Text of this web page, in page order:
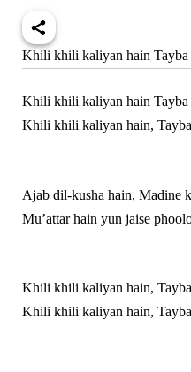
Khili khili kaliyan hain
Khili khili kaliyan hain Tayba
Khili khili kaliyan hain,
Ajab dil-kusha hain, Madine
Mu’attar hain yun jaise
Khili khili kaliyan hain,
Khili khili kaliyan hain,